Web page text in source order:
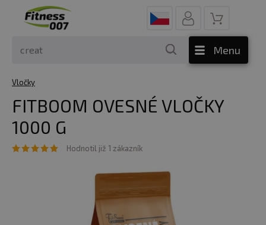
Menu
Vločky
FITBOOM OVESNÉ VLOČKY
1000 G
Hodnotil již 1 zákazník